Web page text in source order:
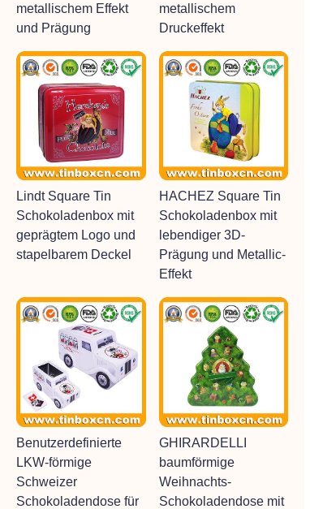
metallischem Effekt
und Prägung
metallischem
Druckeffekt
Lindt Square Tin
Schokoladenbox mit
geprägtem Logo und
stapelbarem Deckel
HACHEZ Square Tin
Schokoladenbox mit
lebendiger 3D-
Prägung und Metallic-
Effekt
Benutzerdefinierte
LKW-förmige
Schweizer
Schokoladendose für
GHIRARDELLI
baumförmige
Weihnachts-
Schokoladendose mit